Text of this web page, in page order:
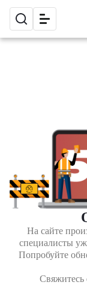
На сайте
специалисты
Попробуйте
Свяжитесь